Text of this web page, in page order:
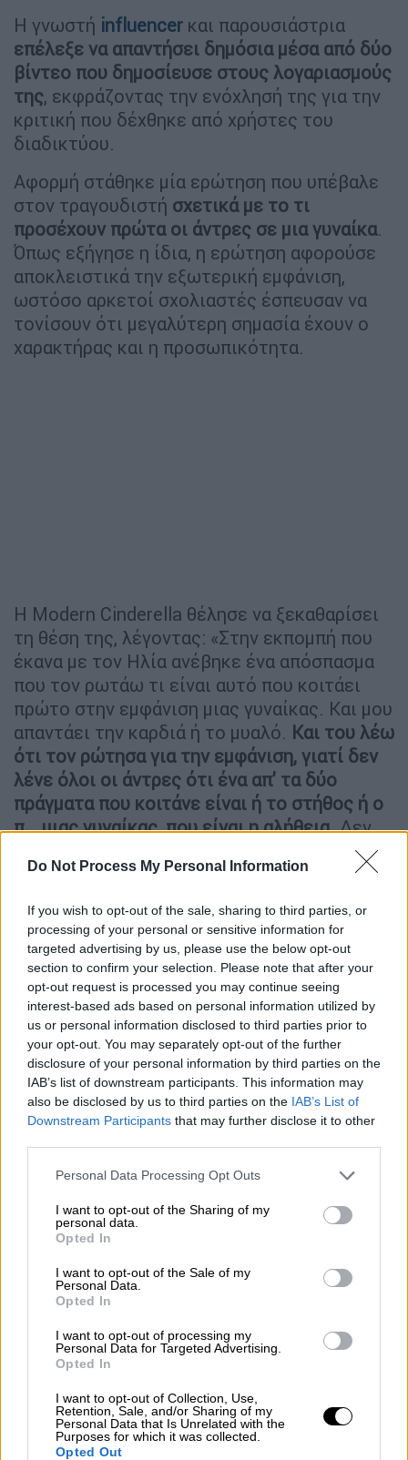
Do Not Process My Personal Information
If you wish to opt-out of the sale, sharing to third parties, or
processing of your personal or sensitive information for
targeted advertising by us, please use the below opt-out
section to confirm your selection. Please note that after your
opt-out request is processed you may continue seeing
interest-based ads based on personal information utilized by
us or personal information disclosed to third parties prior to
your opt-out. You may separately opt-out of the further
disclosure of your personal information by third parties on the
IAB’s list of downstream participants. This information may
also be disclosed by us to third parties on the IAB’s List of
Downstream Participants that may further disclose it to other
Please note that this website/app uses one or more Google
not limited to your visit or usage behaviour. You may click to
grant or deny consent to Google and its third-party tags to
use your data for below specified purposes in below Google
consent section.
Personal Data Processing Opt Outs
I want to opt-out of the Sharing of my
personal data.
Opted In
I want to opt-out of the Sale of my
Personal Data.
Opted In
I want to opt-out of processing my
Personal Data for Targeted Advertising.
Opted In
I want to opt-out of Collection, Use,
Retention, Sale, and/or Sharing of my
Personal Data that Is Unrelated with the
Purposes for which it was collected.
Opted Out
Η γνωστή influencer και παρουσιάστρια
επέλεξε να απαντήσει δημόσια μέσα από δύο
βίντεο που δημοσίευσε στους λογαριασμούς
της, εκφράζοντας την ενόχλησή της για την
κριτική που δέχθηκε από χρήστες του
διαδικτύου.
Αφορμή στάθηκε μία ερώτηση που υπέβαλε
στον τραγουδιστή σχετικά με το τι
προσέχουν πρώτα οι άντρες σε μια γυναίκα.
Όπως εξήγησε η ίδια, η ερώτηση αφορούσε
αποκλειστικά την εξωτερική εμφάνιση,
ωστόσο αρκετοί σχολιαστές έσπευσαν να
τονίσουν ότι μεγαλύτερη σημασία έχουν ο
χαρακτήρας και η προσωπικότητα.
Η Modern Cinderella θέλησε να ξεκαθαρίσει
τη θέση της, λέγοντας: «Στην εκπομπή που
έκανα με τον Ηλία ανέβηκε ένα απόσπασμα
που τον ρωτάω τι είναι αυτό που κοιτάει
πρώτο στην εμφάνιση μιας γυναίκας. Και μου
απαντάει την καρδιά ή το μυαλό. Και του λέω
ότι τον ρώτησα για την εμφάνιση, γιατί δεν
λένε όλοι οι άντρες ότι ένα απ’ τα δύο
πράγματα που κοιτάνε είναι ή το στήθος ή ο
π… μιας γυναίκας, που είναι η αλήθεια. Δεν
καταλαβαίνω γιατί κοροϊδευόμαστε όλοι
μεταξύ μας».
Συνεχίζοντας, η influencer υποστήριξε πως
οι αντιδράσεις που προκλήθηκαν δεν
ανταποκρίνονται στην πραγματικότητα της
συζήτησης που έγινε. «Κοιτάνε όλοι οι
άντρες αυτά τα δύο στο εξωτερικό μιας
γυναίκας.Φυσικά δεν το συζητάω ότι
μετράει ο χαρακτήρας, αλλά τα πρώτα
πράγματα που κοιτάνε είναι αυτά. Δεν
καταλαβαίνω πώς όλοι αυτοί στα σχόλια
ήρθαν να μου κουνήσουν το δάχτυλο»,
ανέφερε χαρακτηριστικά.
Σε δεύτερο βίντεο που δημοσίευσε, η
Modern Cinderella εμφανίστηκε ακόμη πιο
αιχμηρή απέναντι σε όσους την επικρίνουν,
σχολιάζουν χωρίς να έχουν παρακολουθήσει
ολόκληρο το περιεχόμενο. «Η συγκεκριμένη
κοπέλα ανήκει σε μία ομάδα από ανθρώπους
που πραγματικά απεχθάνομαι, μπορώ να πω
ότι τη μισώ κιόλας.
ηθικολόγους του πληκτρολογίου που
έρχονται και μας κουνάνε το δάχτυλο κάτω
από τα βίντεο, που μας βρίζουν, μας